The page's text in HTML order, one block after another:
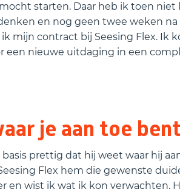
starten. Daar heb ik toen niet
en nog geen twee weken na
mijn contract bij Seesing Flex. Ik
een nieuwe uitdaging in een
je aan toe
prettig dat hij weet waar hij
Flex hem die gewenste
en wist ik wat ik kon verwachten.